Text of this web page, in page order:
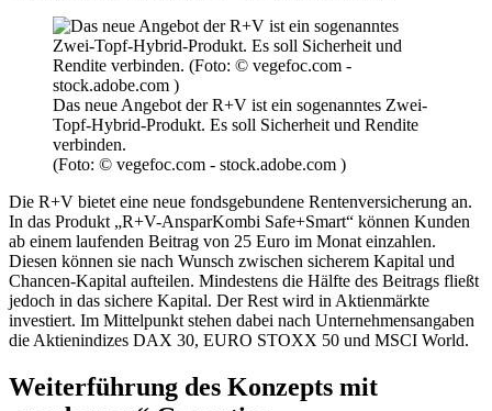
Das neue Angebot der R+V ist ein sogenanntes Zwei-
Topf-Hybrid-Produkt. Es soll Sicherheit und Rendite
verbinden.
(Foto: © vegefoc.com - stock.adobe.com )
Die R+V bietet eine neue fondsgebundene Rentenversicherung an.
In das Produkt „R+V-AnsparKombi Safe+Smart“ können Kunden
ab einem laufenden Beitrag von 25 Euro im Monat einzahlen.
Diesen können sie nach Wunsch zwischen sicherem Kapital und
Chancen-Kapital aufteilen. Mindestens die Hälfte des Beitrags fließt
jedoch in das sichere Kapital. Der Rest wird in Aktienmärkte
investiert. Im Mittelpunkt stehen dabei nach Unternehmensangaben
die Aktienindizes DAX 30, EURO STOXX 50 und MSCI World.
Weiterführung des Konzepts mit